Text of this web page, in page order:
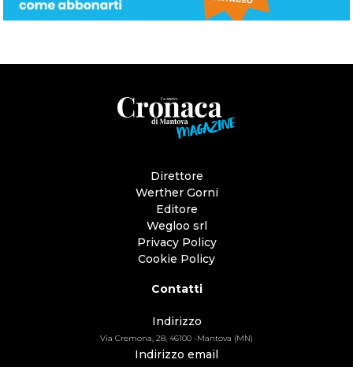
Direttore
Werther Gorni
Editore
Wegloo srl
Privacy Policy
Cookie Policy
Contatti
Indirizzo
Via Cremona, 28, 46100 -Mantova (MN)
Indirizzo email